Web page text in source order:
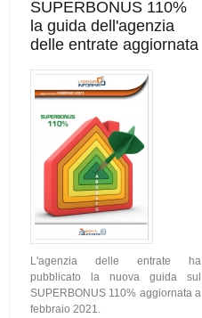
SUPERBONUS 110%
la guida dell'agenzia
delle entrate aggiornata
L'agenzia delle entrate ha
pubblicato la nuova guida sul
SUPERBONUS 110% aggiornata a
febbraio 2021.